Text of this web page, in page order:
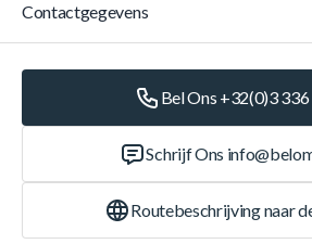
Contactgegevens
Bel Ons +32(0)3
Schrijf Ons
Routebeschrijving naar